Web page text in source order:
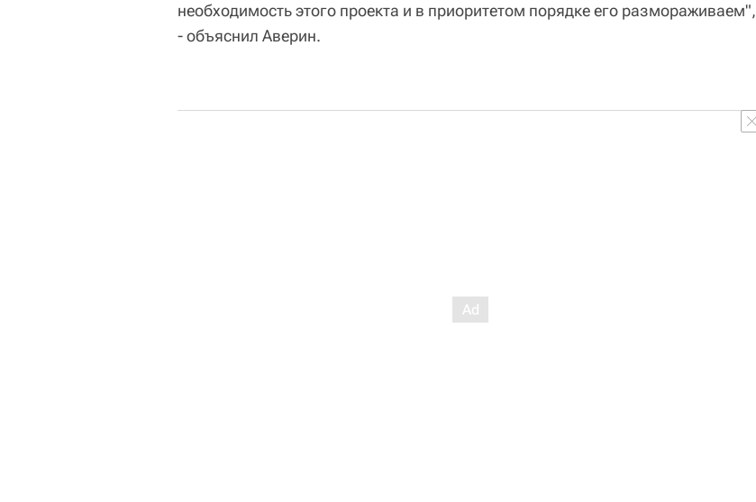
необходимость этого проекта и в приоритетом порядке его размораживаем",
- объяснил Аверин.